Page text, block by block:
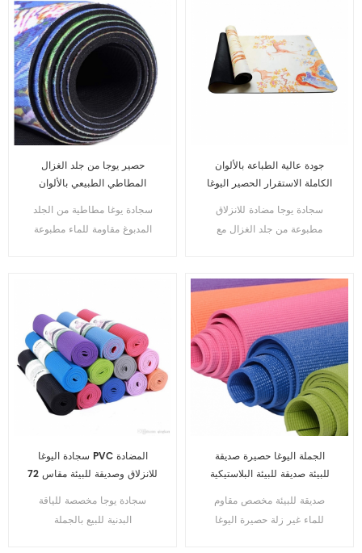
حصير يوجا من جلد الغزال
المطاطي الطبيعي بالألوان
سجادة يوغا مطاطية من الجلد
المدبوغ مقاومة للماء مطبوعة
جودة عالية الطباعة بالألوان
الكاملة الاستقرار الحصير اليوغا
سجادة يوجا مضادة للانزلاق
مطبوعة من جلد الغزال مع
سجادة اليوغا PVC المضادة
للانزلاق وصديقة للبيئة مقاس 72
سجادة يوجا مخصصة للياقة
البدنية للبيع بالجملة
الجملة اليوغا حصيرة صديقة
للبيئة صديقة للبيئة البلاستيكية
صديقة للبيئة مخصص مقاوم
للماء غير زلة حصيرة اليوغا